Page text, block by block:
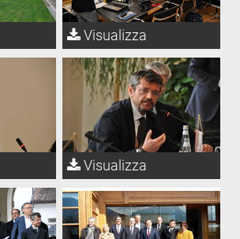
Visualizza
Visualizza